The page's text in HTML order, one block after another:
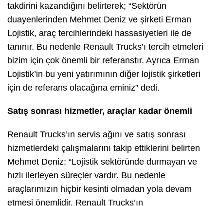
takdirini kazandığını belirterek; “Sektörün
duayenlerinden Mehmet Deniz ve şirketi Erman
Lojistik, araç tercihlerindeki hassasiyetleri ile de
tanınır. Bu nedenle Renault Trucks’ı tercih etmeleri
bizim için çok önemli bir referanstır. Ayrıca Erman
Lojistik’in bu yeni yatırımının diğer lojistik şirketleri
için de referans olacağına eminiz” dedi.
Satış sonrası hizmetler, araçlar kadar önemli
Renault Trucks’ın servis ağını ve satış sonrası
hizmetlerdeki çalışmalarını takip ettiklerini belirten
Mehmet Deniz; “Lojistik sektöründe durmayan ve
hızlı ilerleyen süreçler vardır. Bu nedenle
araçlarımızın hiçbir kesinti olmadan yola devam
etmesi önemlidir. Renault Trucks’ın